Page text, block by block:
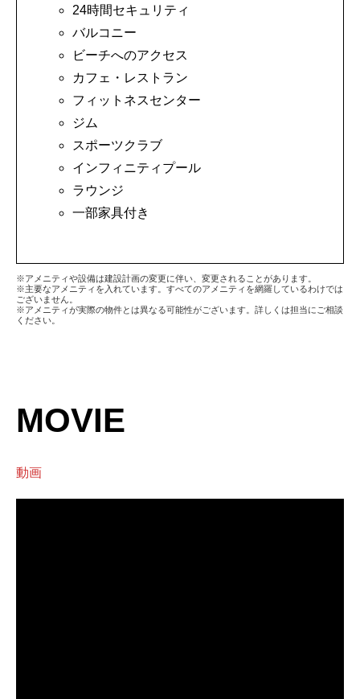
24時間セキュリティ
バルコニー
ビーチへのアクセス
カフェ・レストラン
フィットネスセンター
ジム
スポーツクラブ
インフィニティプール
ラウンジ
一部家具付き
※アメニティや設備は建設計画の変更に伴い、変更されることがあります。
※主要なアメニティを入れています。すべてのアメニティを網羅しているわけでは
ございません。
※アメニティが実際の物件とは異なる可能性がございます。詳しくは担当にご相談
ください。
MOVIE
動画